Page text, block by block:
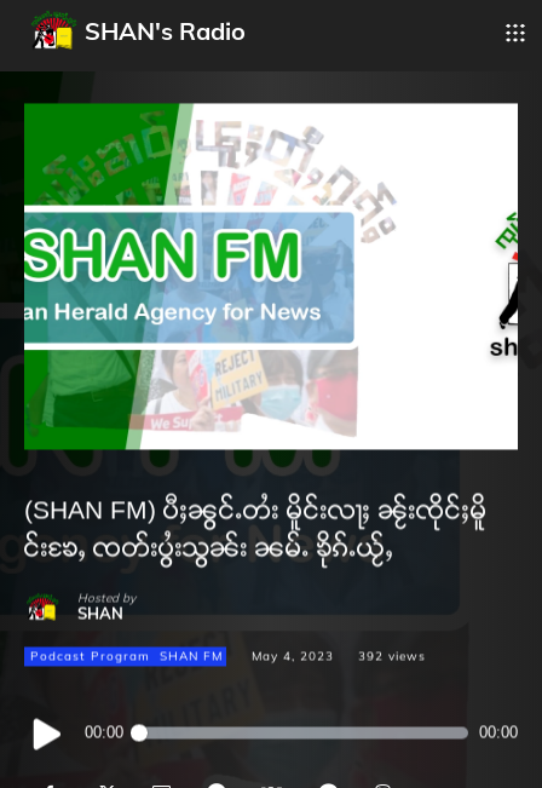
SHAN's Radio
(SHAN FM) ပီႈၼွင်ႉတႆး မိူင်းလႃႈ ၼႂ်းၸိုင်ႈမိူ
င်းၶႄႇ ၸတ်းပွႆးသွၼ်း ၼမ်ႉ ၶိုၵ်ႉယႂ်ႇ
Hosted by
SHAN
Podcast Program SHAN FM May 4, 2023 392 views
Audio
Player
00:00 00:00